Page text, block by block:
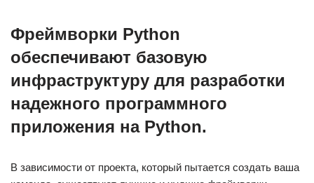
Фреймворки Python
обеспечивают базовую
инфраструктуру для разработки
надежного программного
приложения на Python.
В зависимости от проекта, который пытается создать ваша